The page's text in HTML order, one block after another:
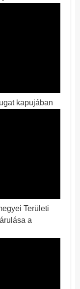
kapujában
Területi
a